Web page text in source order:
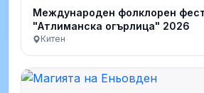
Международен фолклорен
"Атлиманска огърлица" 2026
Китен